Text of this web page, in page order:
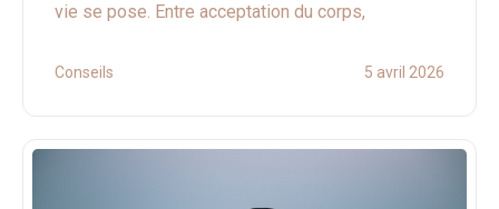
vie se pose. Entre acceptation du corps,
Conseils 5 avril 2026